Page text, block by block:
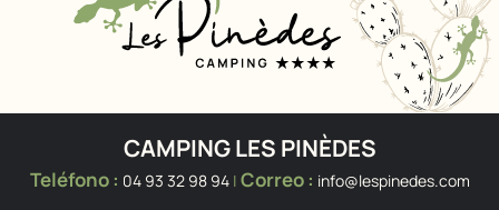
CAMPING LES PINÈDES
Teléfono : 04 93 32 98 94| Correo : info@lespinedes.com